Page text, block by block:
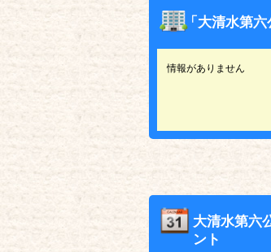
「大清水第
情報がありません
大清水第六
ント